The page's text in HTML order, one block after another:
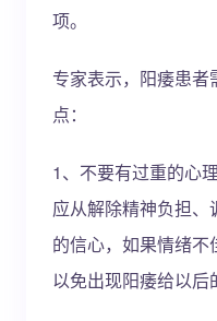
项。
专家表示，阳痿患
点：
1、不要有过重的心
应从解除精神负担
的信心，如果情绪不
以免出现阳痿给以后